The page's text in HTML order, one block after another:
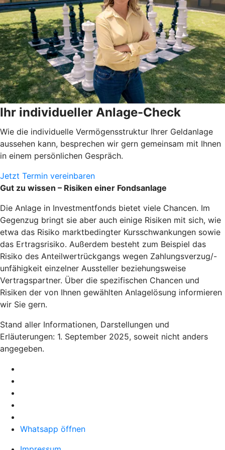
Ihr individueller Anlage-Check
Wie die individuelle Vermögensstruktur Ihrer Geldanlage
aussehen kann, besprechen wir gern gemeinsam mit Ihnen
in einem persönlichen Gespräch.
Jetzt Termin vereinbaren
Gut zu wissen – Risiken einer Fondsanlage
Die Anlage in Investmentfonds bietet viele Chancen. Im
Gegenzug bringt sie aber auch einige Risiken mit sich, wie
etwa das Risiko marktbedingter Kursschwankungen sowie
das Ertragsrisiko. Außerdem besteht zum Beispiel das
Risiko des Anteilwertrückgangs wegen Zahlungsverzug/-
unfähigkeit einzelner Aussteller beziehungsweise
Vertragspartner. Über die spezifischen Chancen und
Risiken der von Ihnen gewählten Anlagelösung informieren
wir Sie gern.
Stand aller Informationen, Darstellungen und
Erläuterungen: 1. September 2025, soweit nicht anders
angegeben.
Whatsapp öffnen